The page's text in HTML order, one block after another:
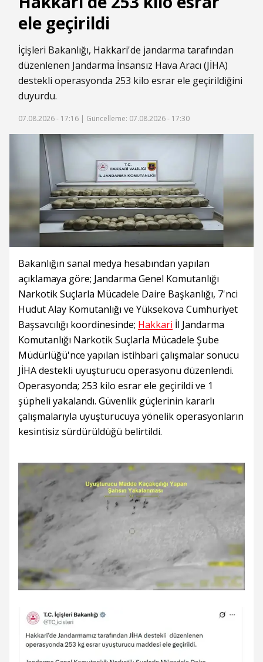
ele geçirildi
İçişleri Bakanlığı, Hakkari'de jandarma tarafından
düzenlenen Jandarma İnsansız Hava Aracı (JİHA)
destekli operasyonda 253 kilo esrar ele geçirildiğini
duyurdu.
07.08.2026 - 17:16 | Güncelleme: 07.08.2026 - 17:30
Bakanlığın sanal medya hesabından yapılan
açıklamaya göre; Jandarma Genel Komutanlığı
Narkotik Suçlarla Mücadele Daire Başkanlığı, 7'nci
Hudut Alay Komutanlığı ve Yüksekova Cumhuriyet
Başsavcılığı koordinesinde; Hakkari İl Jandarma
Komutanlığı Narkotik Suçlarla Mücadele Şube
Müdürlüğü'nce yapılan istihbari çalışmalar sonucu
JİHA destekli uyuşturucu operasyonu düzenlendi.
Operasyonda; 253 kilo esrar ele geçirildi ve 1
şüpheli yakalandı. Güvenlik güçlerinin kararlı
çalışmalarıyla uyuşturucuya yönelik operasyonların
kesintisiz sürdürüldüğü belirtildi.